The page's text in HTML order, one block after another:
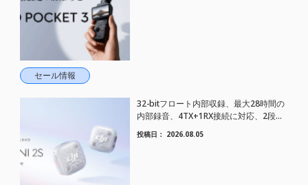
セール情報
32-bitフロート内部収録、最大28時間の
内部録音、4TX+1RX接続に対応、2段階
AIノイズキャンセリング搭載｜コンパク
トワイヤレスマイク DJI Mic Mini 2S 登場
投稿日： 2026.08.05